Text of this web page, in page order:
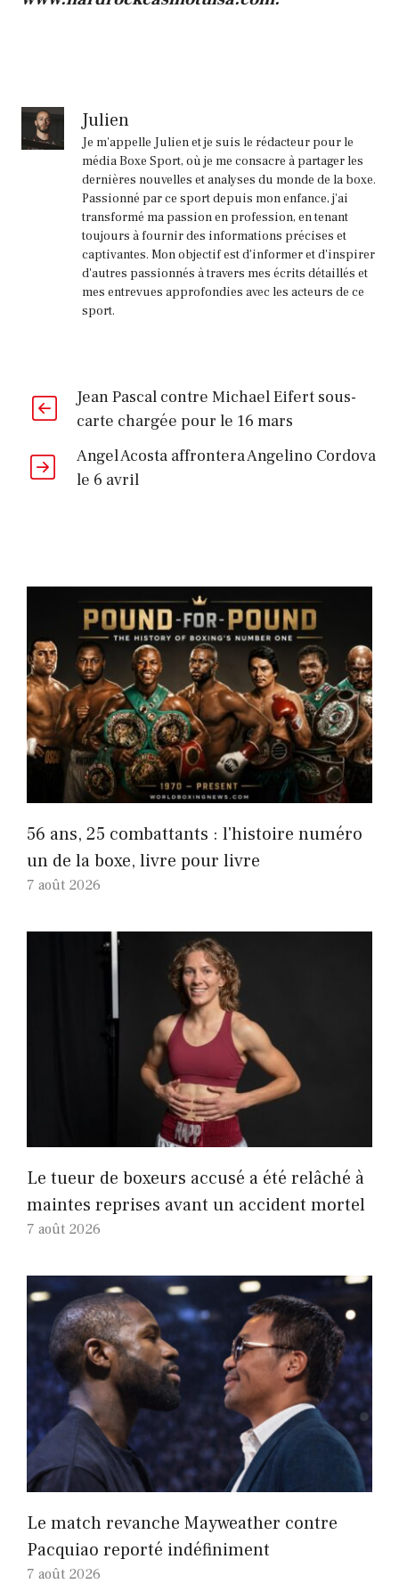
Julien
Je m'appelle Julien et je suis le rédacteur pour le
média Boxe Sport, où je me consacre à partager les
dernières nouvelles et analyses du monde de la boxe.
Passionné par ce sport depuis mon enfance, j'ai
transformé ma passion en profession, en tenant
toujours à fournir des informations précises et
captivantes. Mon objectif est d'informer et d'inspirer
d'autres passionnés à travers mes écrits détaillés et
mes entrevues approfondies avec les acteurs de ce
sport.
Jean Pascal contre Michael Eifert sous-
carte chargée pour le 16 mars
Angel Acosta affrontera Angelino Cordova
le 6 avril
56 ans, 25 combattants : l'histoire numéro
un de la boxe, livre pour livre
7 août 2026
Le tueur de boxeurs accusé a été relâché à
maintes reprises avant un accident mortel
7 août 2026
Le match revanche Mayweather contre
Pacquiao reporté indéfiniment
7 août 2026